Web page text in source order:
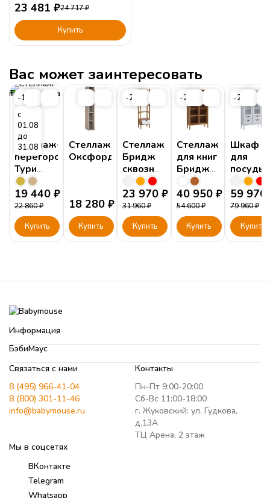
23 481 ₽24 717₽
Купить
Вас может заинтересовать
-15%
с
01.08
до
31.08
Стеллаж-
перегородка
Тури
Тефия
19 440 ₽
22 860₽
Купить
Стеллаж
Оксфорд
18 280 ₽
Купить
-25%
Стеллаж
Бридж
сквозной
узкий, 1
ящик
23 970 ₽
31 960₽
Купить
-25%
Стеллаж
для книг
Бридж
широкий
40 950 ₽
54 600₽
Купить
-25%
Шкаф
для
посуды
Бридж
2-х
4 ящика
59 970
79 960₽
Купить
Информация
БэбиМаус
Связаться с нами
8 (495) 966-41-04
8 (800) 301-11-46
info@babymouse.ru
Контакты
Пн-Пт 9:00-20:00
Сб-Вс 11:00-18:00
г. Жуковский: ул. Гудкова,
д.13А
ТЦ Арена, 2 этаж
Мы в соцсетях
ВКонтакте
Telegram
Whatsapp